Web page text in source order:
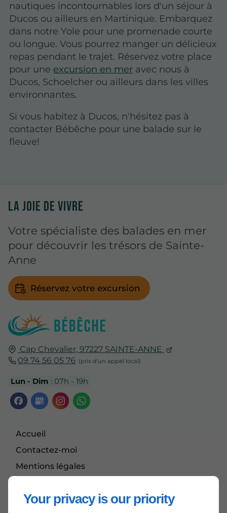
Your privacy is our priority
nautiques incontournables lors d'un séjour à
Ducos ou ailleurs en Martinique. Embarquez
dans notre Yole pour une promenade courte
ou longue. Vous pourrez manger un délicieux
repas pendant le trajet. Réservez votre place
pour une excursion en mer avec nous à
Ducos, Schoelcher ou ailleurs dans les villes
environnantes.
Si vous habitez à Ducos, n'hésitez pas à
contacter Bébêche pour une balade sur le
fleuve!
Cap Chevalier, 97227 SAINTE-ANNE
09 74 56 05 76
Lun - Dim : 07h - 19h
Accueil
Contactez-moi
Mentions légales
LA JOIE DE VIVRE
Votre spécialiste des balades en mer
pour découvrir les trésors de Sainte-
Anne
Réservez votre excursion